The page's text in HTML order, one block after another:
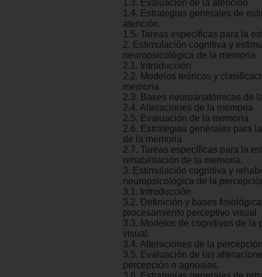
1.3. Evaluación de la atención
1.4. Estrategias generales de
atención.
1.5. Tareas especificas para la
2. Estimulación cognitiva y
neuropsicológica de la memoria
2.1. Introducción
2.2. Modelos teóricos y
memoria
2.3. Bases neuroanatómicas de
2.4. Alteraciones de la memoria
2.5. Evaluación de la memoria
2.6. Estrategias generales para
de la memoria
2.7. Tareas específicas para la
rehabilitación de la memoria.
3. Estimulación cognitiva y
neuropsicológica de la
3.1. Introducción
3.2. Definición y bases
procesamiento perceptivo visual
3.3. Modelos de cognitivos de la
visual.
3.4. Alteraciones de la
3.5. Evaluación de las
percepción o agnosias.